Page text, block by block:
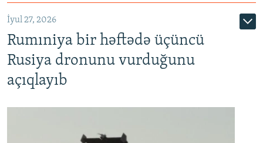
İyul 27, 2026
Rumıniya bir həftədə üçüncü
Rusiya dronunu vurduğunu
açıqlayıb